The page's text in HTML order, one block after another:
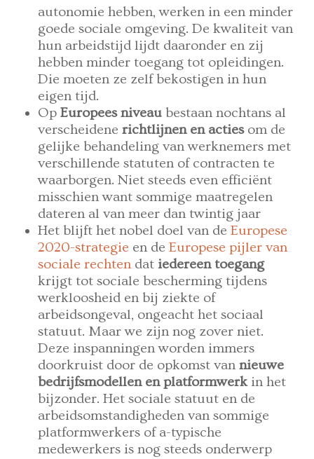
autonomie hebben, werken in een minder
goede sociale omgeving. De kwaliteit van
hun arbeidstijd lijdt daaronder en zij
hebben minder toegang tot opleidingen.
Die moeten ze zelf bekostigen in hun
eigen tijd.
OpEuropees niveau bestaan nochtans al
verscheidenerichtlijnen en actiesom de
gelijke behandeling van werknemers met
verschillende statuten of contracten te
waarborgen. Niet steeds even efficiënt
misschien want sommige maatregelen
dateren al van meer dan twintig jaar
Het blijft het nobel doel van deEuropese
2020-strategie en deEuropese pijler van
sociale rechten datiedereen toegang
krijgt tot sociale bescherming tijdens
werkloosheid en bij ziekte of
arbeidsongeval, ongeacht het sociaal
statuut. Maar we zijn nog zover niet.
Deze inspanningen worden immers
doorkruist door de opkomst vannieuwe
bedrijfsmodellen en platformwerkin het
bijzonder. Het sociale statuut en de
arbeidsomstandigheden van sommige
platformwerkers of a-typische
medewerkers is nog steeds onderwerp